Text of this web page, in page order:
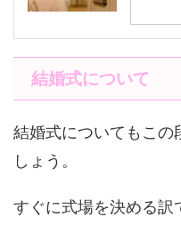
結婚式について
結婚式についてもこの
しょう。
すぐに式場を決める訳